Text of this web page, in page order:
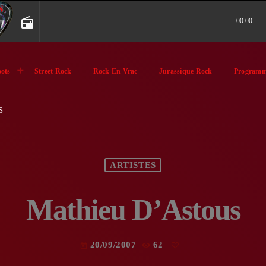
radio 00:00
Street Rock Rock En Vrac Jurassique Rock
ARTISTES
Mathieu D’Astous
20/09/2007 62